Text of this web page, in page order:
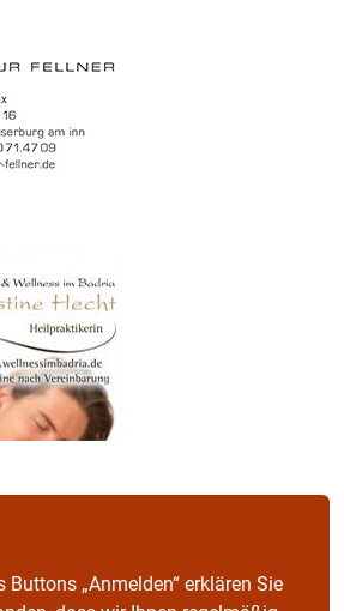
Buttons „Anmelden“ erklären Sie